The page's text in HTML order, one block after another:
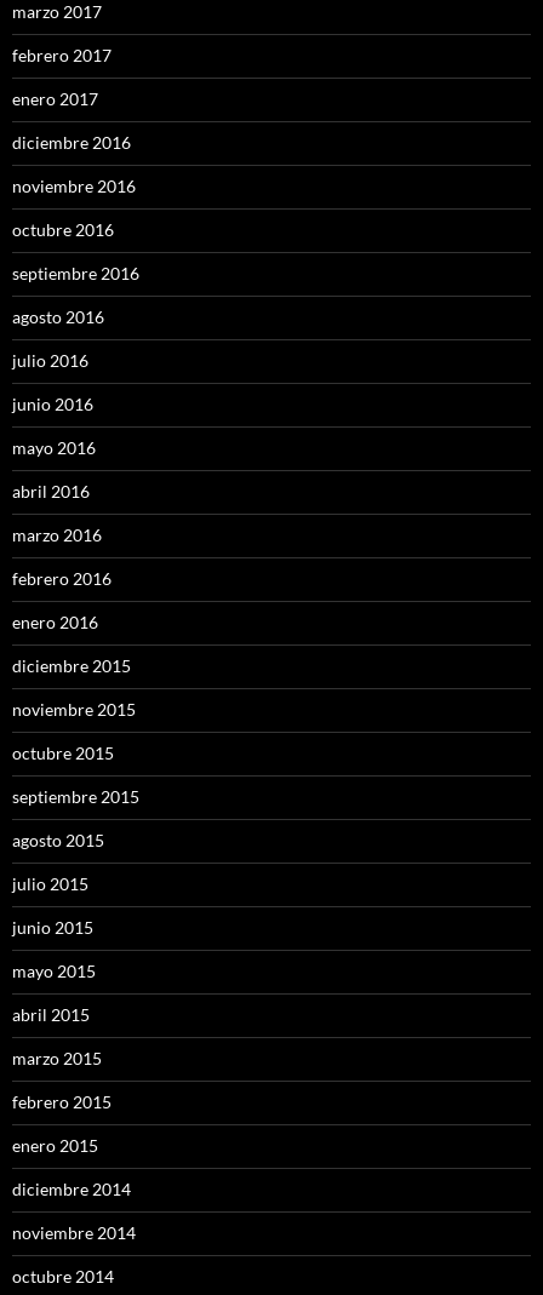
marzo 2017
febrero 2017
enero 2017
diciembre 2016
noviembre 2016
octubre 2016
septiembre 2016
agosto 2016
julio 2016
junio 2016
mayo 2016
abril 2016
marzo 2016
febrero 2016
enero 2016
diciembre 2015
noviembre 2015
octubre 2015
septiembre 2015
agosto 2015
julio 2015
junio 2015
mayo 2015
abril 2015
marzo 2015
febrero 2015
enero 2015
diciembre 2014
noviembre 2014
octubre 2014